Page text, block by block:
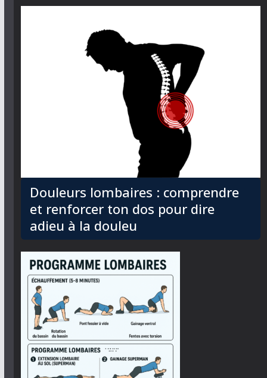
Douleurs lombaires : comprendre
et renforcer ton dos pour dire
adieu à la douleu